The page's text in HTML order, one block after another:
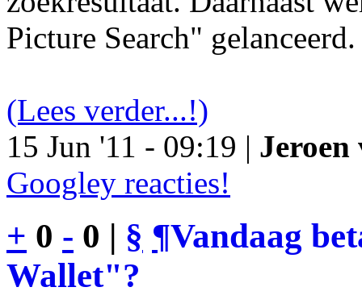
Picture Search" gelanceerd.
(Lees verder...!)
15 Jun '11 - 09:19 | Jeroen
Googley reacties!
+ 0 - 0 | § ¶Vandaag
Wallet"?